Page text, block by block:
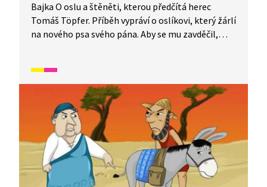
Bajka O oslu a štěněti, kterou předčítá herec
Tomáš Töpfer. Příběh vypráví o oslíkovi, který žárlí
na nového psa svého pána. Aby se mu zavděčil,
čeká trest. Oslovi tak nezbývá nic jiného než utéct.